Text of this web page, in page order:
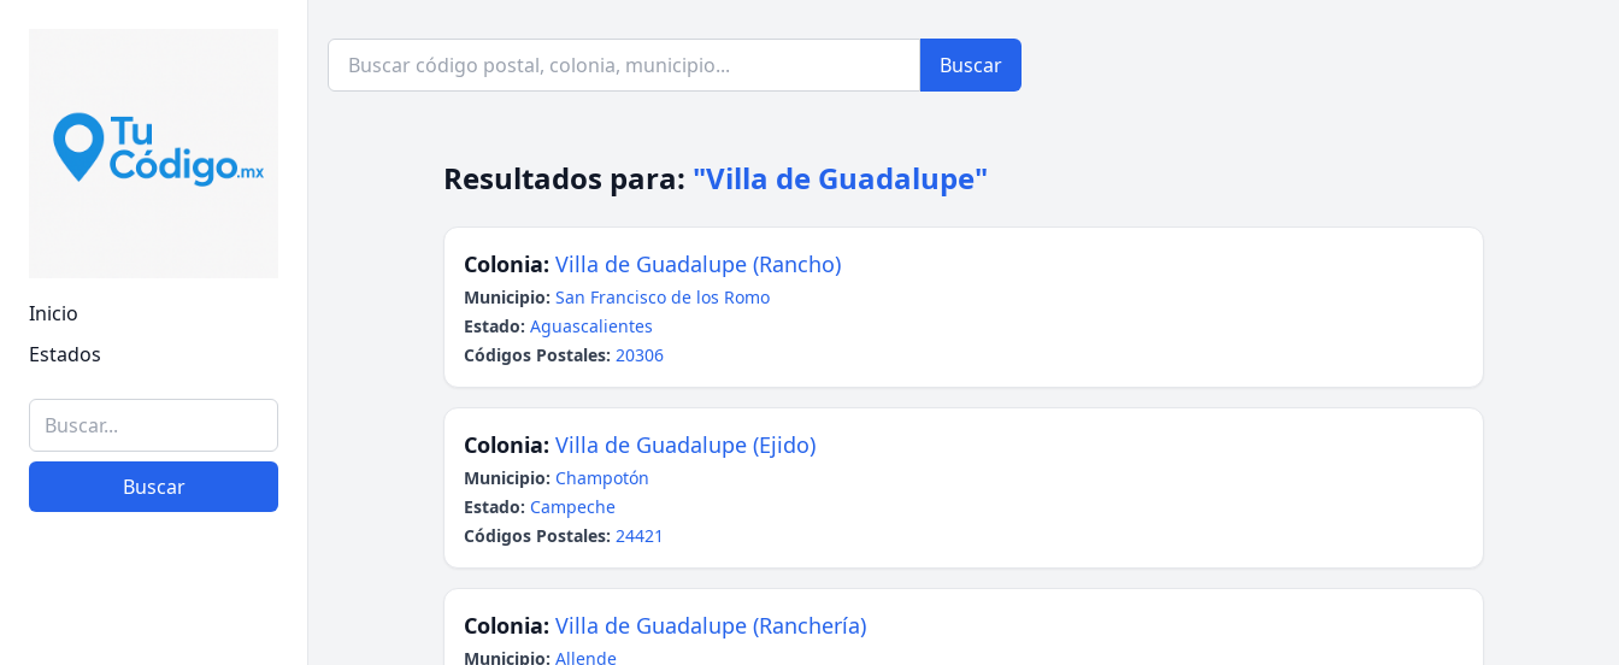
Inicio
Estados
Buscar
Buscar
Resultados para: "Villa de Guadalupe"
Colonia: Villa de Guadalupe (Rancho)
Municipio: San Francisco de los Romo
Estado: Aguascalientes
Códigos Postales: 20306
Colonia: Villa de Guadalupe (Ejido)
Municipio: Champotón
Estado: Campeche
Códigos Postales: 24421
Colonia: Villa de Guadalupe (Ranchería)
Municipio: Allende